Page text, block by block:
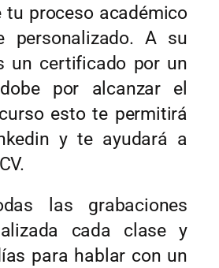
tu proceso académico
personalizado. A su
un certificado por un
por alcanzar el
esto te permitirá
y te ayudará a
las grabaciones
cada clase y
para hablar con un